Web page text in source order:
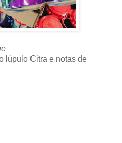
lúpulo Citra e notas de